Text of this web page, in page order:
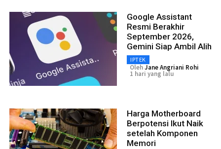
Google Assistant
Resmi Berakhir
September 2026,
Gemini Siap Ambil Alih
IPTEK
OlehJane Angriani Rohi
1 hari yang lalu
Harga Motherboard
Berpotensi Ikut Naik
setelah Komponen
Memori